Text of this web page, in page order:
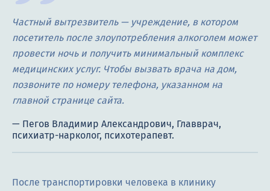
Частный вытрезвитель — учреждение, в котором
посетитель после злоупотребления алкоголем может
провести ночь и получить минимальный комплекс
медицинских услуг. Чтобы вызвать врача на дом,
позвоните по номеру телефона, указанном на
главной странице сайта.
После транспортировки человека в клинику